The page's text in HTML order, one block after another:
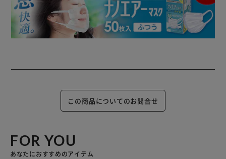
この商品についてのお問合せ
FOR YOU
あなたにおすすめのアイテム